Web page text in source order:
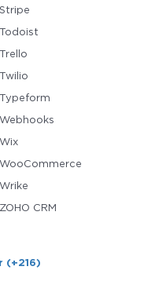
Stripe
Todoist
Trello
Twilio
Typeform
Webhooks
Wix
WooCommerce
Wrike
ZOHO CRM
(+216)